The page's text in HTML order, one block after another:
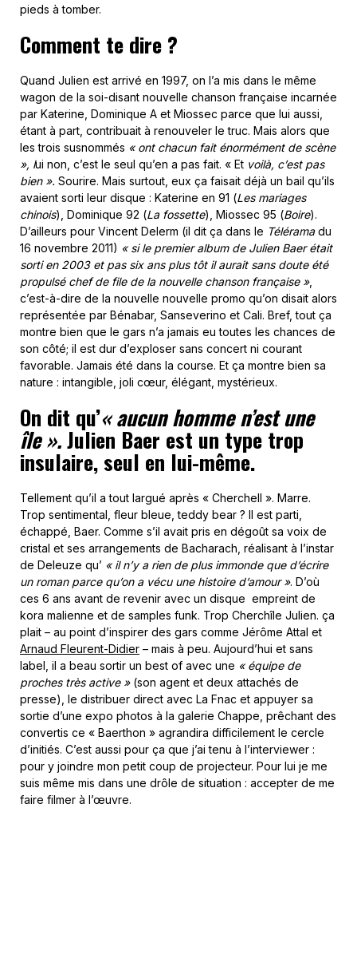
pieds à tomber.
Comment te dire ?
Quand Julien est arrivé en 1997, on l’a mis dans le même
wagon de la soi-disant nouvelle chanson française incarnée
par Katerine, Dominique A et Miossec parce que lui aussi,
étant à part, contribuait à renouveler le truc. Mais alors que
les trois susnommés « ont chacun fait énormément de scène
», lui non, c’est le seul qu’en a pas fait. « Et voilà, c’est pas
bien ». Sourire. Mais surtout, eux ça faisait déjà un bail qu’ils
avaient sorti leur disque : Katerine en 91 (Les mariages
chinois), Dominique 92 (La fossette), Miossec 95 (Boire).
D’ailleurs pour Vincent Delerm (il dit ça dans le Téléramadu
16 novembre 2011) « si le premier album de Julien Baer était
sorti en 2003 et pas six ans plus tôt il aurait sans doute été
propulsé chef de file de la nouvelle chanson française »,
c’est-à-dire de la nouvelle nouvelle promo qu’on disait alors
représentée par Bénabar, Sanseverino et Cali. Bref, tout ça
montre bien que le gars n’a jamais eu toutes les chances de
son côté; il est dur d’exploser sans concert ni courant
favorable. Jamais été dans la course. Et ça montre bien sa
nature : intangible, joli cœur, élégant, mystérieux.
On dit qu’« aucun homme n’est une
île ».Julien Baer est un type trop
insulaire, seul en lui-même.
Tellement qu’il a tout largué après « Cherchell ». Marre.
Trop sentimental, fleur bleue, teddy bear ? Il est parti,
échappé, Baer. Comme s’il avait pris en dégoût sa voix de
cristal et ses arrangements de Bacharach, réalisant à l’instar
de Deleuze qu’ « il n’y a rien de plus immonde que d’écrire
un roman parce qu’on a vécu une histoire d’amour ». D’où
ces 6 ans avant de revenir avec un disque empreint de
kora malienne et de samples funk. Trop Cherchîle Julien. ça
plait – au point d’inspirer des gars comme Jérôme Attal et
Arnaud Fleurent-Didier – mais à peu. Aujourd’hui et sans
label, il a beau sortir un best of avec une « équipe de
proches très active »(son agent et deux attachés de
presse), le distribuer direct avec La Fnac et appuyer sa
sortie d’une expo photos à la galerie Chappe, prêchant des
convertis ce « Baerthon » agrandira difficilement le cercle
d’initiés. C’est aussi pour ça que j’ai tenu à l’interviewer :
pour y joindre mon petit coup de projecteur. Pour lui je me
suis même mis dans une drôle de situation : accepter de me
faire filmer à l’œuvre.